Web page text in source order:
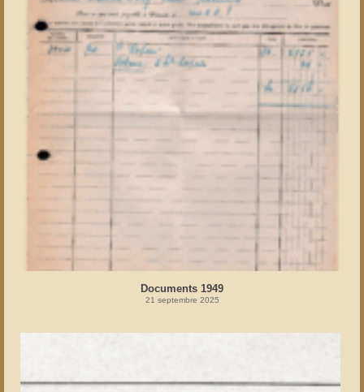
Documents 1949
21 septembre 2025